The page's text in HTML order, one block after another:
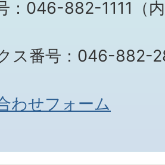
：046-882-1111（
ス番号：046-882-
わせフォーム